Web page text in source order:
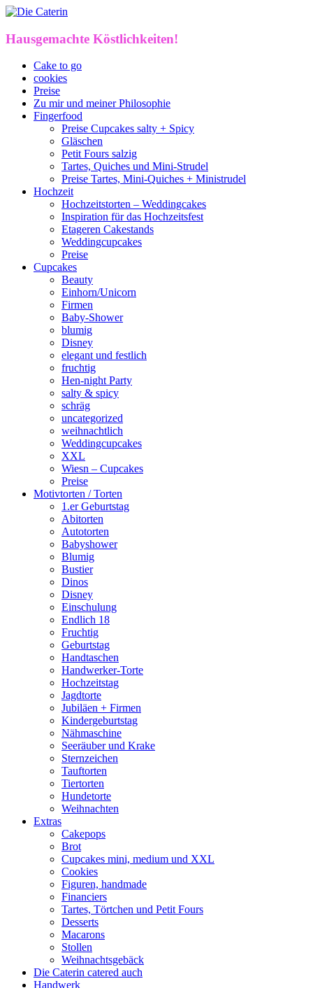
Hausgemachte Köstlichkeiten!
Cake to go
cookies
Preise
Zu mir und meiner Philosophie
Fingerfood
Preise Cupcakes salty + Spicy
Gläschen
Petit Fours salzig
Tartes, Quiches und Mini-Strudel
Preise Tartes, Mini-Quiches + Ministrudel
Hochzeit
Hochzeitstorten – Weddingcakes
Inspiration für das Hochzeitsfest
Etageren Cakestands
Weddingcupcakes
Preise
Cupcakes
Beauty
Einhorn/Unicorn
Firmen
Baby-Shower
blumig
Disney
elegant und festlich
fruchtig
Hen-night Party
salty & spicy
schräg
uncategorized
weihnachtlich
Weddingcupcakes
XXL
Wiesn – Cupcakes
Preise
Motivtorten / Torten
1.er Geburtstag
Abitorten
Autotorten
Babyshower
Blumig
Bustier
Dinos
Disney
Einschulung
Endlich 18
Fruchtig
Geburtstag
Handtaschen
Handwerker-Torte
Hochzeitstag
Jagdtorte
Jubiläen + Firmen
Kindergeburtstag
Nähmaschine
Seeräuber und Krake
Sternzeichen
Tauftorten
Tiertorten
Hundetorte
Weihnachten
Extras
Cakepops
Brot
Cupcakes mini, medium und XXL
Cookies
Figuren, handmade
Financiers
Tartes, Törtchen und Petit Fours
Desserts
Macarons
Stollen
Weihnachtsgebäck
Die Caterin catered auch
Handwerk